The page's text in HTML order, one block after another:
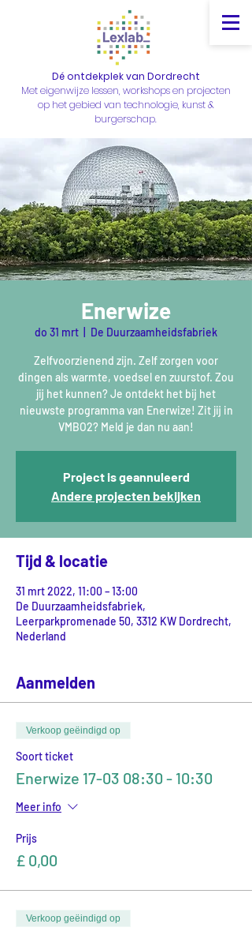
Dé ontdekplek van Dordrecht
Met eigenwijze lessen, workshops en projecten
op het gebied van technologie, kunst &
burgerschap.
Enerwize
do 31 mrt De Duurzaamheidsfabriek
Zelfvoorzienend zijn. Zelf zorgen voor
dingen als warmte, voedsel en zuurstof. Zou
jij het kunnen? Je ontdekt het bij het
nieuwste programma van Enerwize! Zit jij in
VMBO2? Meld je dan nu aan!
Project is geannuleerd
Andere projecten bekijken
Tijd & locatie
31 mrt 2022, 11:00 – 13:00
De Duurzaamheidsfabriek,
Leerparkpromenade 50, 3312 KW Dordrecht,
Nederland
Aanmelden
Verkoop geëindigd op
Soort ticket
Enerwize 17-03 08:30 - 10:30
Meer info
Prijs
£ 0,00
Verkoop geëindigd op